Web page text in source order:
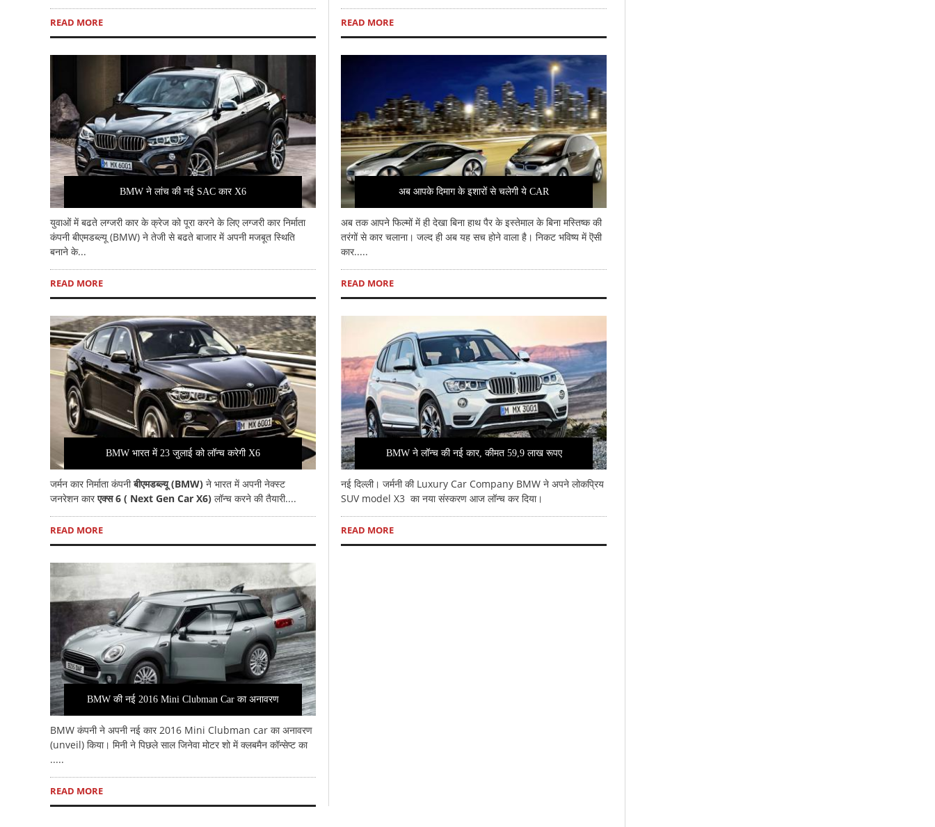
READ MORE READ MORE
BMW ने लांच की नई SAC कार X6
युवाओं में बढते लग्जरी कार के क्रेज को पूरा करने के लिए लग्जरी कार निर्माता
कंपनी बीएमडब्ल्यू (BMW) ने तेजी से बढते बाजार में अपनी मजबूत स्थिति
बनाने के...
READ MORE
अब आपके दिमाग के इशारों से चलेगी ये CAR
अब तक आपने फिल्मों में ही देखा बिना हाथ पैर के इस्तेमाल के बिना मस्तिष्क की
तरंगों से कार चलाना। जल्द ही अब यह सच होने वाला है। निकट भविष्य में ऎसी
कार.....
READ MORE
BMW भारत में 23 जुलाई को लॉन्च करेगी X6
जर्मन कार निर्माता कंपनीबीएमडब्ल्यू (BMW) ने भारत में अपनी नेक्स्ट
जनरेशन कारएक्स 6 ( Next Gen Car X6) लॉन्च करने की तैयारी....
READ MORE
BMW ने लॉन्च की नई कार, कीमत 59,9 लाख रूपए
नई दिल्ली। जर्मनी की Luxury Car Company BMW ने अपने लोकप्रिय
SUV model X3 का नया संस्करण आज लॉन्च कर दिया।
READ MORE
BMW की नई 2016 Mini Clubman Car का अनावरण
BMW कंपनी ने अपनी नई कार 2016 Mini Clubman car का अनावरण
(unveil) किया। मिनी ने पिछले साल जिनेवा मोटर शो में क्लबमैन कॉन्सेप्ट का
.....
READ MORE